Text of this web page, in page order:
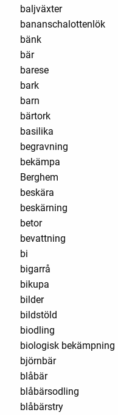
baljväxter
bananschalottenlök
bänk
bär
barese
bark
barn
bärtork
basilika
begravning
bekämpa
Berghem
beskära
beskärning
betor
bevattning
bi
bigarrå
bikupa
bilder
bildstöld
biodling
biologisk bekämpning
björnbär
blåbär
blåbärsodling
blåbärstry